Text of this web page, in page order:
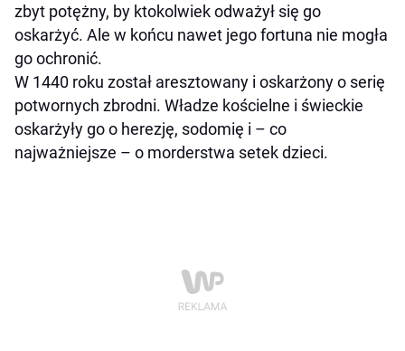
zbyt potężny, by ktokolwiek odważył się go
oskarżyć. Ale w końcu nawet jego fortuna nie mogła
go ochronić.
W 1440 roku został aresztowany i oskarżony o serię
potwornych zbrodni. Władze kościelne i świeckie
oskarżyły go o herezję, sodomię i – co
najważniejsze – o morderstwa setek dzieci.